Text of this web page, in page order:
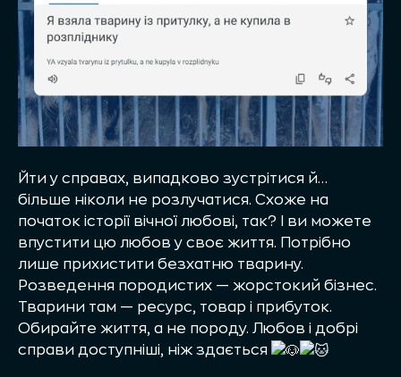
Йти у справах, випадково зустрітися й…
більше ніколи не розлучатися. Схоже на
початок історії вічної любові, так? І ви можете
впустити цю любов у своє життя. Потрібно
лише прихистити безхатню тварину.
Розведення породистих — жорстокий бізнес.
Тварини там — ресурс, товар і прибуток.
Обирайте життя, а не породу. Любов і добрі
справи доступніші, ніж здається